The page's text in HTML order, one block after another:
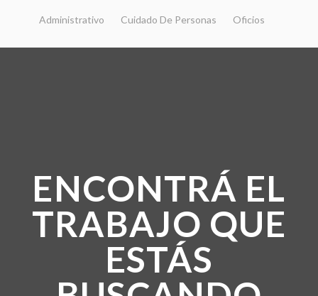
Administrativo Cuidado De Personas Oficios
ENCONTRÁ EL
TRABAJO QUE
ESTÁS